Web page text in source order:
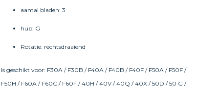
aantal bladen: 3
hub: G
Rotatie: rechtsdraaiend
Is geschikt voor: F30A / F30B / F40A / F40B / F40F / F50A / F50F /
F50H / F60A / F60C / F60F / 40H / 40V / 40Q / 40X / 50D / 50 G /